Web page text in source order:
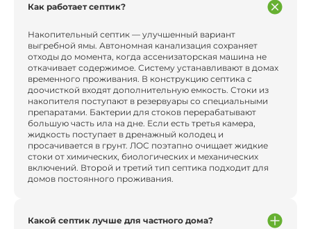
Как работает септик?
Накопительный септик — улучшенный вариант
выгребной ямы. Автономная канализация сохраняет
отходы до момента, когда ассенизаторская машина не
откачивает содержимое. Систему устанавливают в домах
временного проживания. В конструкцию септика с
доочисткой входят дополнительную емкость. Стоки из
накопителя поступают в резервуары со специальными
препаратами. Бактерии для стоков перерабатывают
большую часть ила на дне. Если есть третья камера,
жидкость поступает в дренажный колодец и
просачивается в грунт. ЛОС поэтапно очищает жидкие
стоки от химических, биологических и механических
включений. Второй и третий тип септика подходит для
домов постоянного проживания.
Какой септик лучше для частного дома?